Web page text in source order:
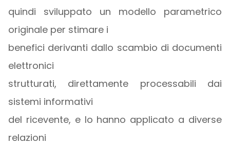
quindi sviluppato un modello parametrico
originale per stimare i
benefici derivanti dallo scambio di documenti
elettronici
strutturati, direttamente processabili dai
sistemi informativi
del ricevente, e lo hanno applicato a diverse
relazioni